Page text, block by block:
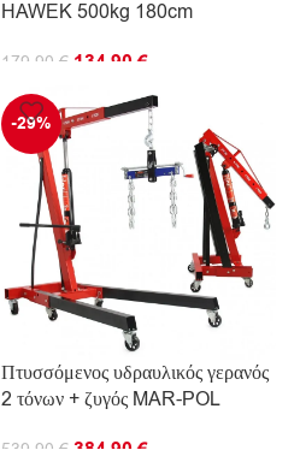
HAWEK 500kg 180cm
179.90 € 134.90€
ΠΡΟΣΘΉΚΗ ΣΤΟ ΚΑΛΆΘΙ
-29%
Πτυσσόμενος υδραυλικός γερανός
2 τόνων + ζυγός MAR-POL
539.90 € 384.90€